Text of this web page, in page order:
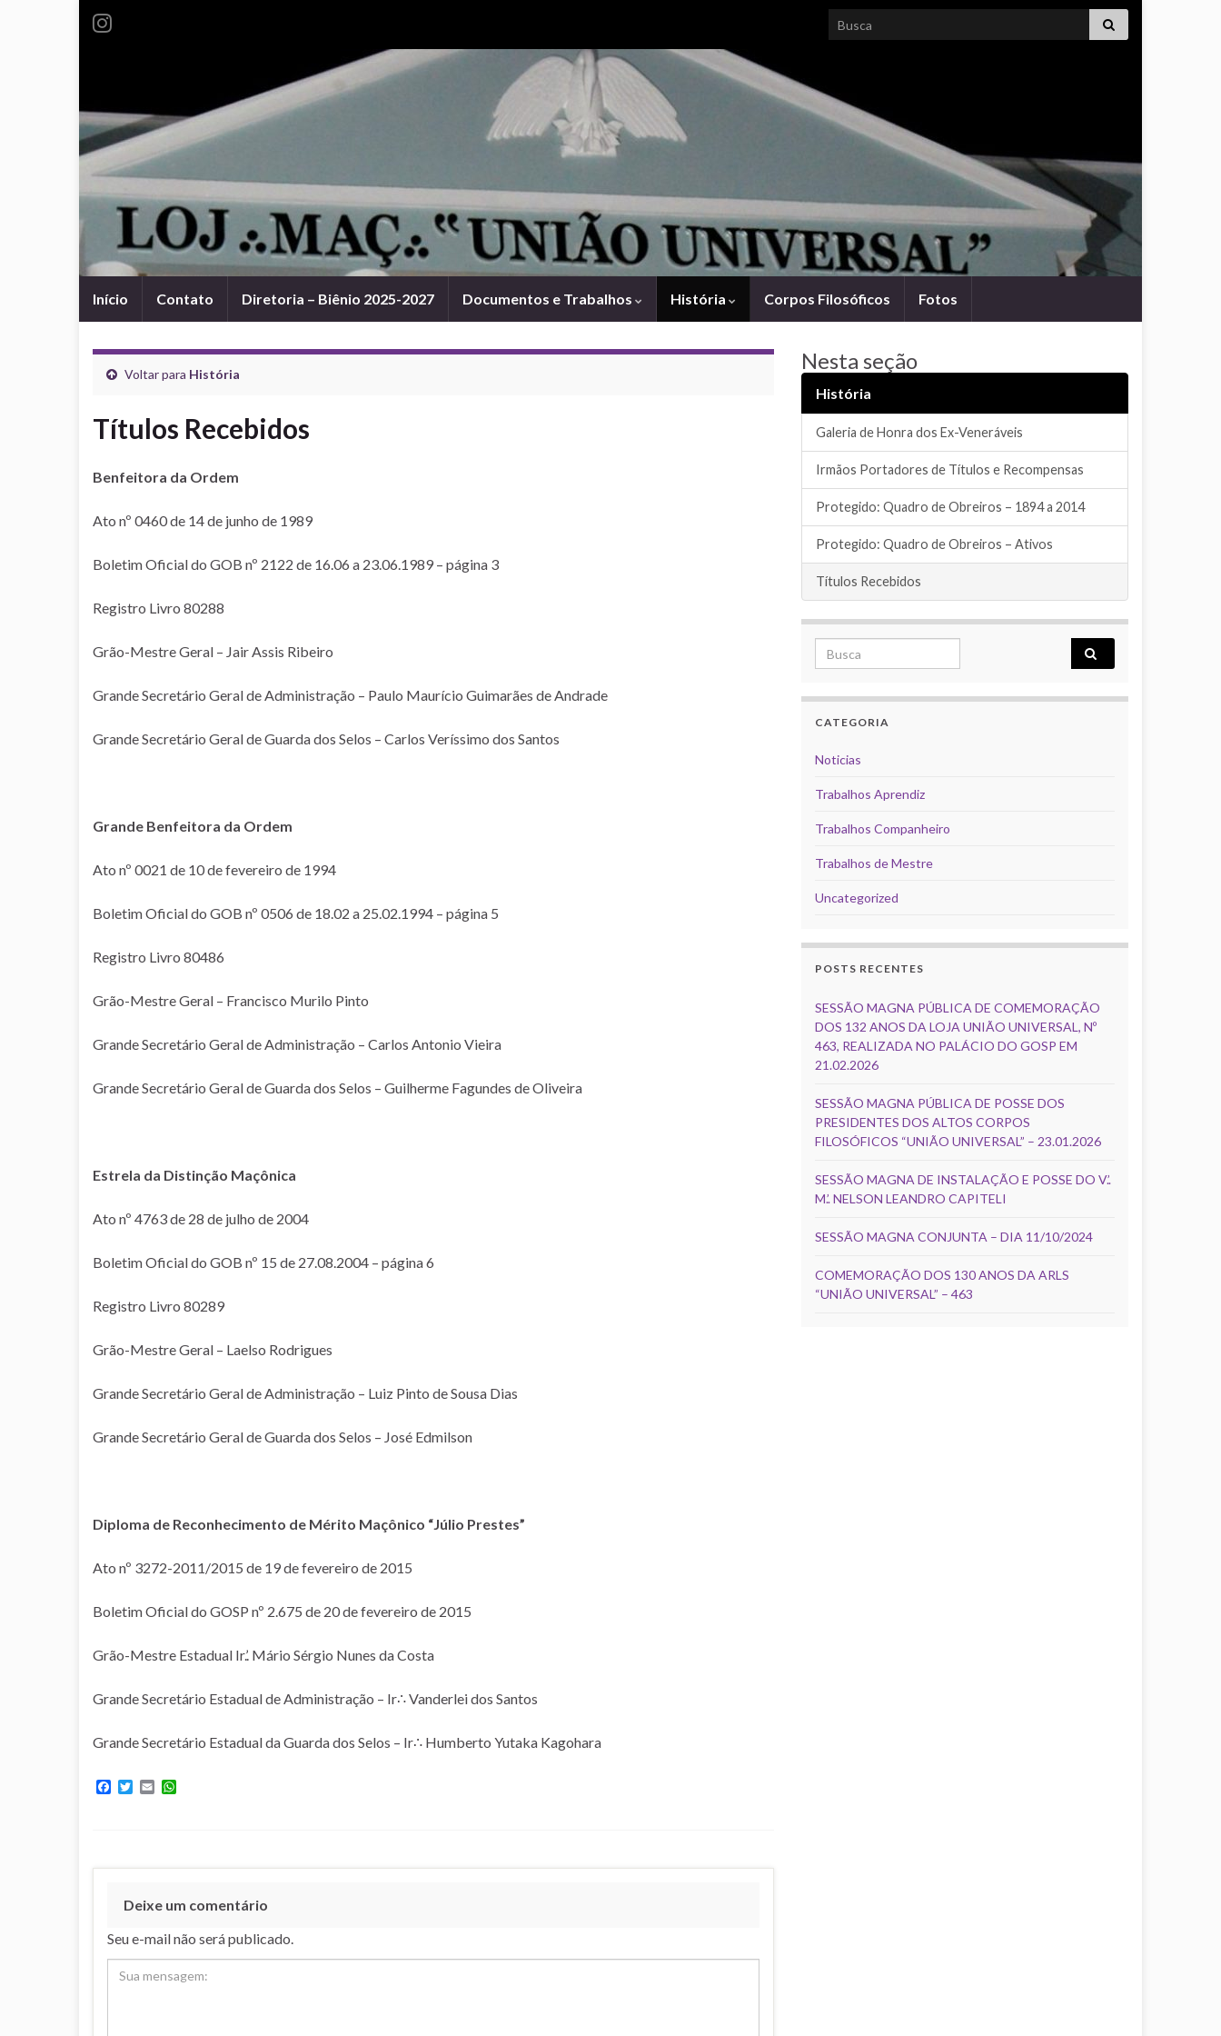
Search for:
Início Contato Diretoria – Biênio 2025-2027 Documentos e Trabalhos História Corpos Filosóficos Fotos
Voltar para História
Títulos Recebidos
Benfeitora da Ordem
Ato nº 0460 de 14 de junho de 1989
Boletim Oficial do GOB nº 2122 de 16.06 a 23.06.1989 – página 3
Registro Livro 80288
Grão-Mestre Geral – Jair Assis Ribeiro
Grande Secretário Geral de Administração – Paulo Maurício Guimarães de Andrade
Grande Secretário Geral de Guarda dos Selos – Carlos Veríssimo dos Santos
Grande Benfeitora da Ordem
Ato nº 0021 de 10 de fevereiro de 1994
Boletim Oficial do GOB nº 0506 de 18.02 a 25.02.1994 – página 5
Registro Livro 80486
Grão-Mestre Geral – Francisco Murilo Pinto
Grande Secretário Geral de Administração – Carlos Antonio Vieira
Grande Secretário Geral de Guarda dos Selos – Guilherme Fagundes de Oliveira
Estrela da Distinção Maçônica
Ato nº 4763 de 28 de julho de 2004
Boletim Oficial do GOB nº 15 de 27.08.2004 – página 6
Registro Livro 80289
Grão-Mestre Geral – Laelso Rodrigues
Grande Secretário Geral de Administração – Luiz Pinto de Sousa Dias
Grande Secretário Geral de Guarda dos Selos – José Edmilson
Diploma de Reconhecimento de Mérito Maçônico “Júlio Prestes”
Ato nº 3272-2011/2015 de 19 de fevereiro de 2015
Boletim Oficial do GOSP nº 2.675 de 20 de fevereiro de 2015
Grão-Mestre Estadual Ir.’. Mário Sérgio Nunes da Costa
Grande Secretário Estadual de Administração – Ir∴ Vanderlei dos Santos
Grande Secretário Estadual da Guarda dos Selos – Ir∴ Humberto Yutaka Kagohara
F
o
T
r
E
p
Deixe um comentário
Seu e-mail não será publicado.
Nesta seção
História
Galeria de Honra dos Ex-Veneráveis
Irmãos Portadores de Títulos e Recompensas
Protegido: Quadro de Obreiros – 1894 a 2014
Protegido: Quadro de Obreiros – Ativos
Títulos Recebidos
Search for:
CATEGORIA
Noticias
Trabalhos Aprendiz
Trabalhos Companheiro
Trabalhos de Mestre
Uncategorized
POSTS RECENTES
SESSÃO MAGNA PÚBLICA DE COMEMORAÇÃO
DOS 132 ANOS DA LOJA UNIÃO UNIVERSAL, Nº
463, REALIZADA NO PALÁCIO DO GOSP EM
21.02.2026
SESSÃO MAGNA PÚBLICA DE POSSE DOS
PRESIDENTES DOS ALTOS CORPOS
FILOSÓFICOS “UNIÃO UNIVERSAL” – 23.01.2026
SESSÃO MAGNA DE INSTALAÇÃO E POSSE DO V.’.
M.’. NELSON LEANDRO CAPITELI
SESSÃO MAGNA CONJUNTA – DIA 11/10/2024
COMEMORAÇÃO DOS 130 ANOS DA ARLS
“UNIÃO UNIVERSAL” – 463